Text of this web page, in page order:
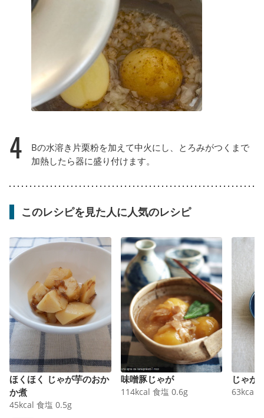
4
Bの水溶き片栗粉を加えて中火にし、とろみがつくまで
加熱したら器に盛り付けます。
このレシピを見た人に人気のレシピ
ほくほく じゃが芋のおか
か煮
45kcal 食塩 0.5g
味噌豚じゃが
114kcal 食塩 0.6g
じゃが
63kcal